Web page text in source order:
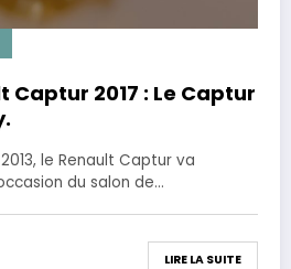
Captur 2017 : Le Captur
le Renault Captur va
du salon de…
LIRE LA SUITE